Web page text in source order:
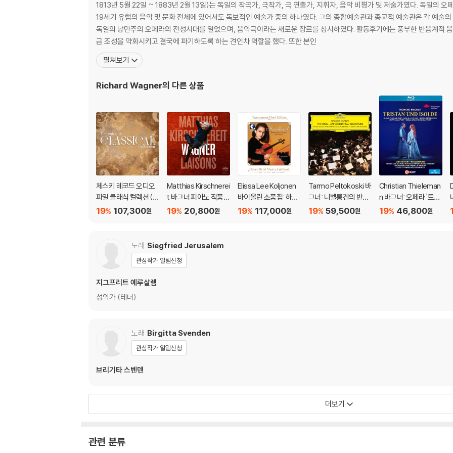
1813년 5월 22일 ~ 1883년 2월 13일)는 독일의 작곡가, 극작가, 극 연출가, 지휘자, 음악 비평가 및 저술가였다. 독일의 오
19세기 유럽의 음악 및 문화 전체에 있어서도 독보적인 예술가 중의 하나였다. 그의 종합예술관과 종교적 예술관은 각 예술
독일의 낭만주의 오페라의 전성시대를 열었으며, 음악극이라는 새로운 장르를 창시하였다. 활동후기에는 풍부한 반음계적
금 조성을 약화시키고 결국에 파기하도록 하는 견인차 역할을 했다. 또한 본인
펼쳐보기
Richard Wagner의 다른 상품
체스키 레코드 오디오
파일 클래식 컬렉션 (T
he Audiophile Classi
107,300원
19%
Matthias Kirschnerei
t 바그너 피아노 작품
(Wagner Liaisons)
20,800원
19%
Elissa Lee Koljonen
바이올린 소품집: 하트
브레이크 (Heartbrea
117,000원
19%
Tarmo Peltokoski 바
그너: 니벨룽겐의 반지
관현악 여정 (Wagner:
59,500원
19%
Christian Thieleman
n 바그너: 오페라 `트리
스탄과 이졸데` (Wagn
46,800원
19%
노래 Siegfried Jerusalem
관심작가 알림신청
지그프리트 예루살렘
성악가 (테너)
노래 Birgitta Svenden
관심작가 알림신청
브리기타 스벤덴
더보기
관련 분류